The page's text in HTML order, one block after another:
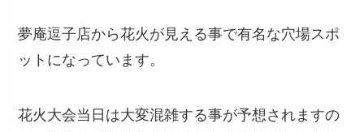
夢庵逗子店から花火が見える事で有名な穴場スポ
ットになっています。
花火大会当日は大変混雑する事が予想されますの